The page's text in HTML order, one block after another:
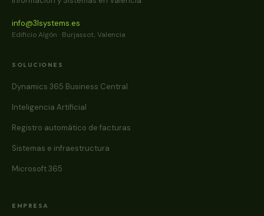
info@3lsystems.es
Edificio Algón · Burjassot, Valencia
SOLUCIONES
Dynamics 365 Business Central
Inteligencia Artificial
Registro automático de facturas
Sistemas e infraestructura
Microsoft 365
EMPRESA